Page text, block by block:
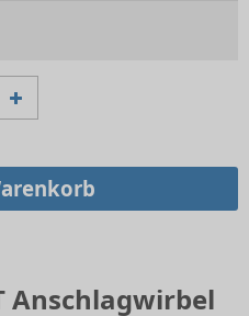
Anschlagwirbel